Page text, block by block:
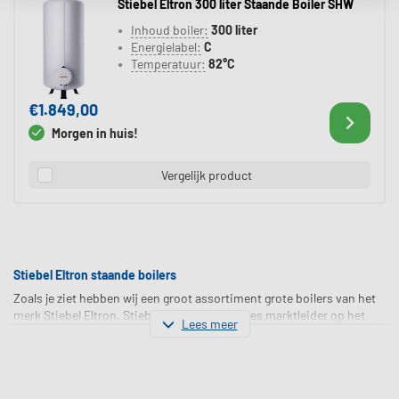
Stiebel Eltron 300 liter Staande Boiler SHW
Inhoud boiler: 300 liter
Energielabel: C
Temperatuur: 82°C
€1.849,00
Morgen in huis!
Vergelijk product
Stiebel Eltron staande boilers
Zoals je ziet hebben wij een groot assortiment grote boilers van het
merk Stiebel Eltron. Stiebel Eltron is Europees marktleider op het
gebied van boilers. Het uitgangspunt van Stiebel Eltron is dat de
Lees meer